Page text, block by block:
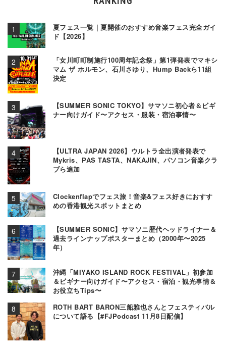
夏フェス一覧｜夏開催のおすすめ音楽フェス完全ガイ
ド【2026】
「女川町町制施行100周年記念祭」第1弾発表でマキシ
マム ザ ホルモン、石川さゆり、Hump Backら11組
決定
【SUMMER SONIC TOKYO】サマソニ初心者＆ビギ
ナー向けガイド〜アクセス・服装・宿泊事情〜
【ULTRA JAPAN 2026】ウルトラ全出演者発表で
Mykris、PAS TASTA、NAKAJIN、パソコン音楽クラ
ブら追加
Clockenflapでフェス旅！音楽&フェス好きにおすす
めの香港観光スポットまとめ
【SUMMER SONIC】サマソニ歴代ヘッドライナー＆
過去ラインナップポスターまとめ（2000年〜2025
年）
沖縄「MIYAKO ISLAND ROCK FESTIVAL」初参加
＆ビギナー向けガイド〜アクセス・宿泊・観光事情＆
お役立ちTips〜
ROTH BART BARON三船雅也さんとフェスティバル
について語る【#FJPodcast 11月8日配信】